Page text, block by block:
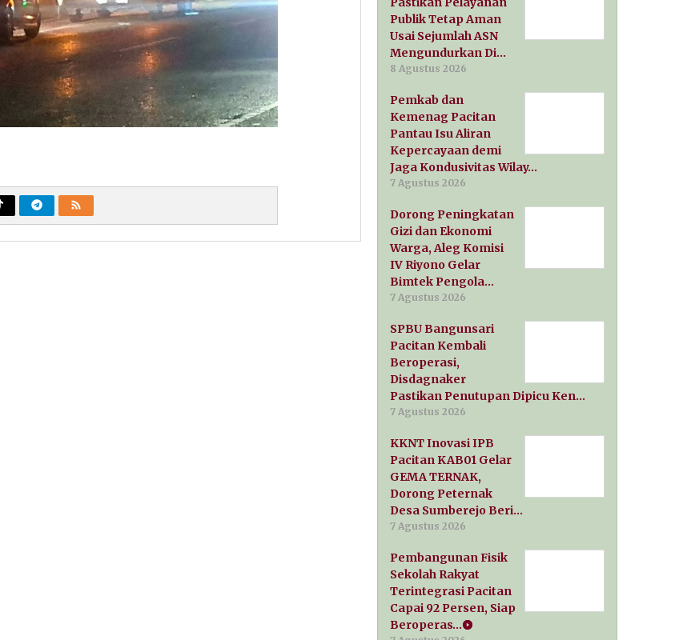
Publik Tetap Aman
Usai Sejumlah ASN
Mengundurkan Di…
8 Agustus 2026
Pemkab dan
Kemenag Pacitan
Pantau Isu Aliran
Kepercayaan demi
Jaga Kondusivitas Wilay…
7 Agustus 2026
Dorong Peningkatan
Gizi dan Ekonomi
Warga, Aleg Komisi
IV Riyono Gelar
Bimtek Pengola…
7 Agustus 2026
SPBU Bangunsari
Pacitan Kembali
Beroperasi,
Disdagnaker
Pastikan Penutupan Dipicu Ken…
7 Agustus 2026
KKNT Inovasi IPB
Pacitan KAB01 Gelar
GEMA TERNAK,
Dorong Peternak
Desa Sumberejo Beri…
7 Agustus 2026
Pembangunan Fisik
Sekolah Rakyat
Terintegrasi Pacitan
Capai 92 Persen, Siap
Beroperas…